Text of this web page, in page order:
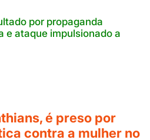
por propaganda
e ataque impulsionado a
é preso por
contra a mulher no